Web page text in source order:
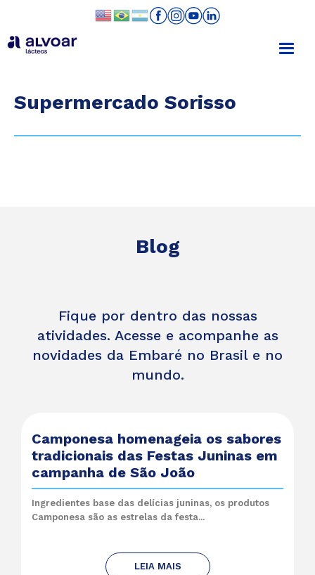
Supermercado Sorisso
Blog
Fique por dentro das nossas
atividades. Acesse e acompanhe as
novidades da Embaré no Brasil e no
mundo.
Camponesa homenageia os sabores
tradicionais das Festas Juninas em
campanha de São João
Ingredientes base das delícias juninas, os produtos
Camponesa são as estrelas da festa...
LEIA MAIS